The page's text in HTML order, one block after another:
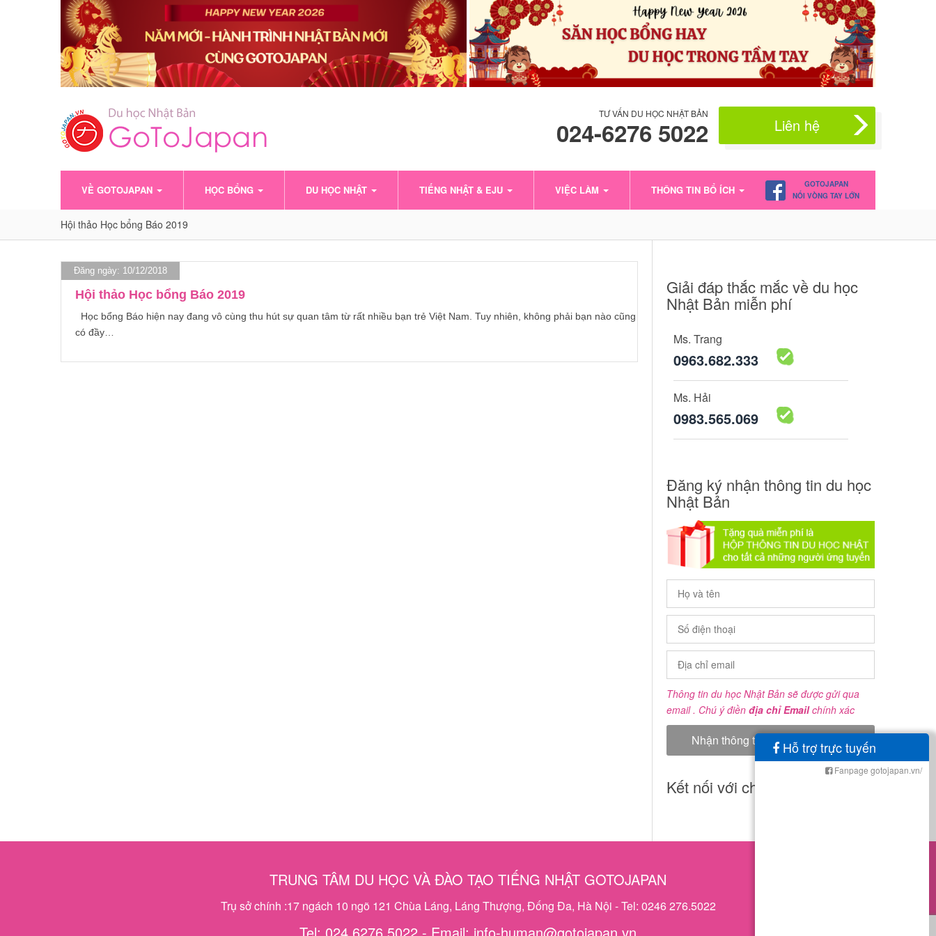
TƯ VẤN DU HỌC NHẬT BẢN
024-6276 5022 Liên hệ
VỀ GOTOJAPAN HỌC BỔNG DU HỌC NHẬT TIẾNG NHẬT & EJU VIỆC LÀM THÔNG TIN BỔ ÍCH
GOTOJAPAN
NỐI VÒNG TAY LỚN
Hội thảo Học bổng Báo 2019
Đăng ngày: 10/12/2018
Hội thảo Học bổng Báo 2019
Học bổng Báo hiện nay đang vô cùng thu hút sự quan tâm từ rất nhiều bạn trẻ Việt Nam. Tuy nhiên, không phải bạn nào cũng
có đầy…
Giải đáp thắc mắc về du học
Nhật Bản miễn phí
Ms. Trang
0963.682.333
Ms. Hải
0983.565.069
Đăng ký nhận thông tin du học
Nhật Bản
Thông tin du học Nhật Bản sẽ được gửi qua
email . Chú ý điền địa chỉ Emailchính xác
Kết nối với chúng tôi
TRUNG TÂM DU HỌC VÀ ĐÀO TẠO TIẾNG NHẬT GOTOJAPAN
Trụ sở chính :17 ngách 10 ngõ 121 Chùa Láng, Láng Thượng, Đống Đa, Hà Nội - Tel: 0246 276.5022
Hỗ trợ trực tuyến
Fanpage gotojapan.vn/